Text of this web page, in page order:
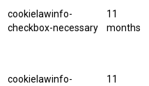
cookielawinfo-
checkbox-necessary
11
months
cookielawinfo-
11